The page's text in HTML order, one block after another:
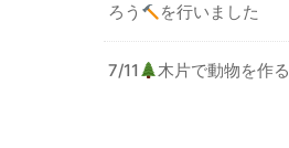
ろう
を行いました
7/11 木片で動物を作る